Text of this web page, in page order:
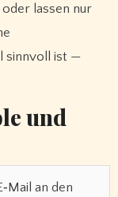
lassen nur
sinnvoll ist —
und
an den